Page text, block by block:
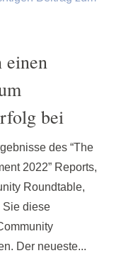
einen
bei
des “The
2022” Reports,
Roundtable,
Sie diese
Der neueste...